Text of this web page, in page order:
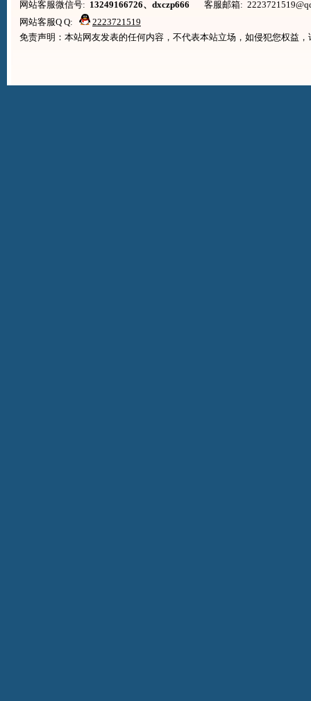
网站客服微信号: 13249166726、dxczp666 客服邮箱:
网站客服Q Q:
2223721519
免责声明：本站网友发表的任何内容，不代表本站立场，如侵犯您权益